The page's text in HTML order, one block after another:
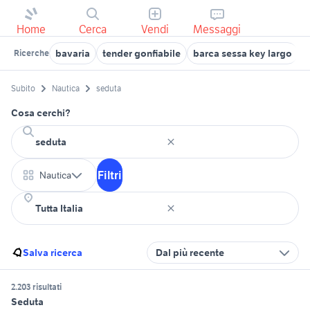
Home Cerca Vendi Messaggi
Ricerche bavaria tender gonfiabile barca sessa key largo
Subito Nautica seduta
Cosa cerchi?
Nautica Filtri
Salva ricerca Dal più recente
2.203 risultati
Seduta